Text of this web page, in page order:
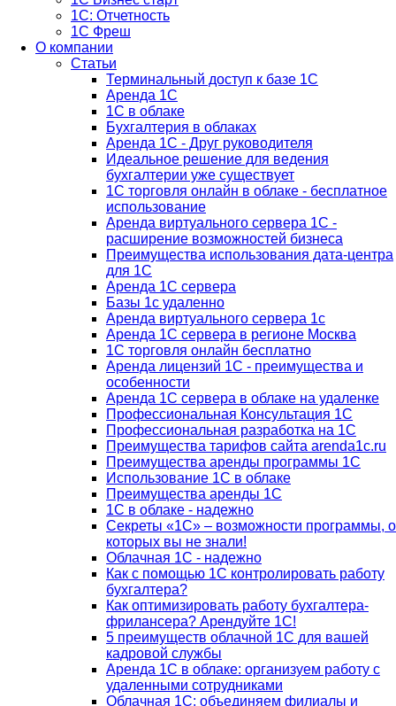
1С: Отчетность
1C Фреш
О компании
Статьи
Терминальный доступ к базе 1С
Аренда 1С
1С в облаке
Бухгалтерия в облаках
Аренда 1С - Друг руководителя
Идеальное решение для ведения
бухгалтерии уже существует
1С торговля онлайн в облаке - бесплатное
использование
Аренда виртуального сервера 1С -
расширение возможностей бизнеса
Преимущества использования дата-центра
для 1С
Аренда 1С сервера
Базы 1с удаленно
Аренда виртуального сервера 1с
Аренда 1С сервера в регионе Москва
1С торговля онлайн бесплатно
Аренда лицензий 1С - преимущества и
особенности
Аренда 1С сервера в облаке на удаленке
Профессиональная Консультация 1С
Профессиональная разработка на 1С
Преимущества тарифов сайта arenda1c.ru
Преимущества аренды программы 1С
Использование 1С в облаке
Преимущества аренды 1С
1С в облаке - надежно
Секреты «1С» – возможности программы, о
которых вы не знали!
Облачная 1С - надежно
Как с помощью 1С контролировать работу
бухгалтера?
Как оптимизировать работу бухгалтера-
фрилансера? Арендуйте 1С!
5 преимуществ облачной 1С для вашей
кадровой службы
Аренда 1С в облаке: организуем работу с
удаленными сотрудниками
Облачная 1С: объединяем филиалы и